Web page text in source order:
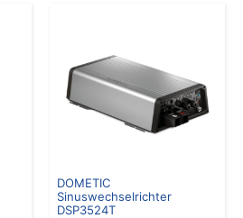
DOMETIC
Sinuswechselrichter
DSP3524T